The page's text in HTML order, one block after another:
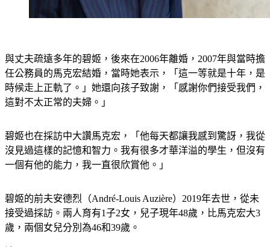
與丈夫疏遠多年的碧姬，後來在2006年離婚，2007年與當時擔
任公務員的馬克宏結婚，當時她表示，「這一等就是十年，是
時候走上正軌了。」她還向孩子致謝，「感謝你們接受我們，
這對不太正常的夫婦。」
碧姬也在採訪中大讚馬克宏，「他每天都讓我感到驚訝，我從
沒見過這樣的記憶和智力。我有很多才華洋溢的學生，但沒有
一個有他的能力，我一直很欣賞他。」
碧姬的前夫安德烈（André-Louis Auzière）2019年去世，從未
接受過採訪。兩人育有1子2女，兒子現年48歲，比馬克宏大3
歲，兩個女兒分別為46和39歲。